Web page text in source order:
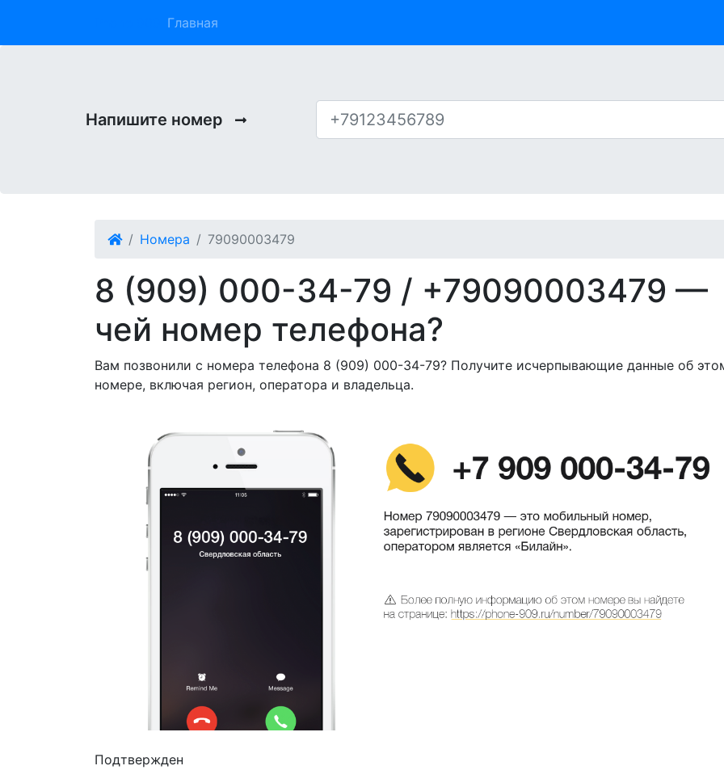
Главная
Напишите номер
Номера 79090003479
8 (909) 000-34-79 / +79090003479 —
чей номер телефона?
Вам позвонили с номера телефона 8 (909) 000-34-79? Получите исчерпывающие данные об
номере, включая регион, оператора и владельца.
Подтвержден